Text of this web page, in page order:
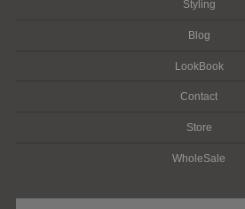
Styling
Blog
LookBook
Contact
Store
WholeSale